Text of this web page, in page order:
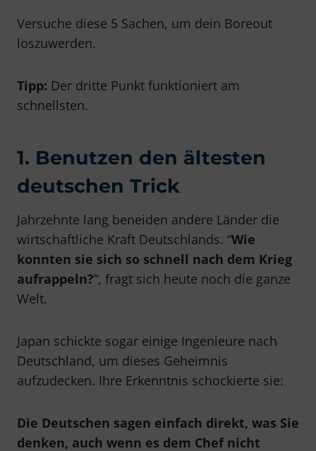
Versuche diese 5 Sachen, um dein Boreout
loszuwerden.
Tipp: Der dritte Punkt funktioniert am
schnellsten.
1. Benutzen den ältesten
deutschen Trick
Jahrzehnte lang beneiden andere Länder die
wirtschaftliche Kraft Deutschlands. “Wie
konnten sie sich so schnell nach dem Krieg
aufrappeln?”, fragt sich heute noch die ganze
Welt.
Japan schickte sogar einige Ingenieure nach
Deutschland, um dieses Geheimnis
aufzudecken. Ihre Erkenntnis schockierte sie:
Die Deutschen sagen einfach direkt, was Sie
denken, auch wenn es dem Chef nicht